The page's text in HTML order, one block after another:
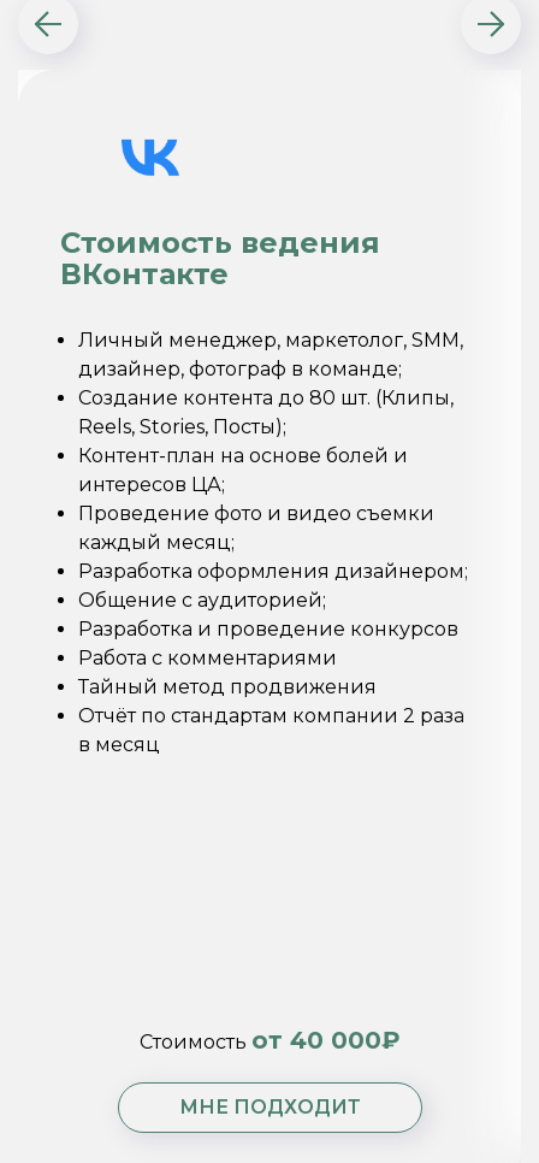
Стоимость ведения
ВКонтакте
Личный менеджер, маркетолог, SMM,
дизайнер, фотограф в команде;
Создание контента до 80 шт. (Клипы,
Reels, Stories, Посты);
Контент-план на основе болей и
интересов ЦА;
Проведение фото и видео съемки
каждый месяц;
Разработка оформления дизайнером;
Общение с аудиторией;
Разработка и проведение конкурсов
Работа с комментариями
Тайный метод продвижения
Отчёт по стандартам компании 2 раза
в месяц
Стоимость от 40 000₽
МНЕ ПОДХОДИТ